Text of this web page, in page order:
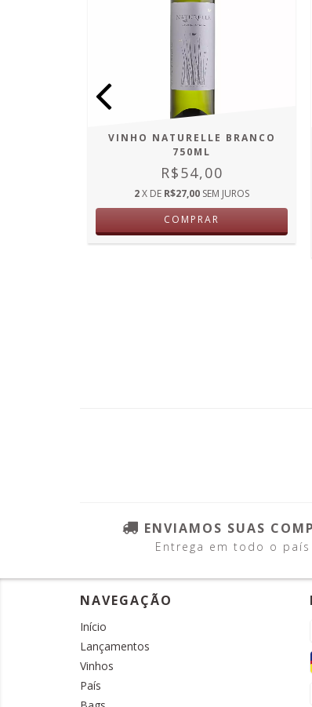
VINHO NATURELLE BRANCO
750ML
R$54,00
2X DE R$27,00 SEM JUROS
COMPRAR
ENVIAMOS SUAS
Entrega em todo o país
NAVEGAÇÃO
Início
Lançamentos
Vinhos
País